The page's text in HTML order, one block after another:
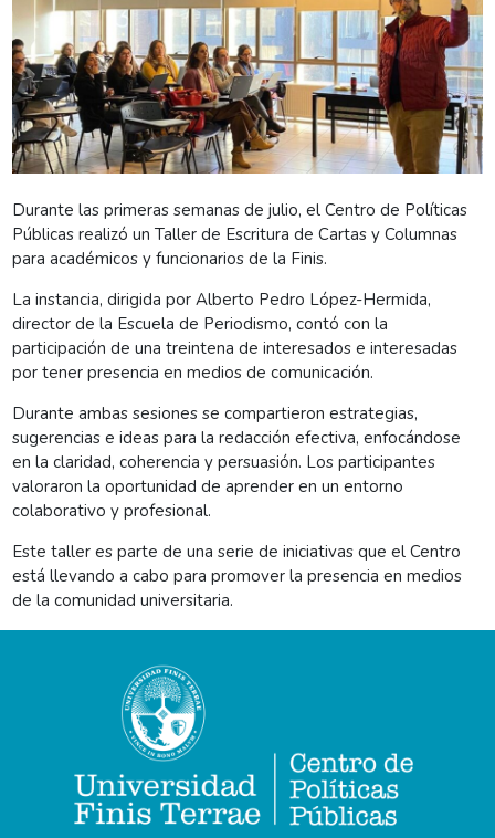
Durante las primeras semanas de julio, el Centro de Políticas
Públicas realizó un Taller de Escritura de Cartas y Columnas
para académicos y funcionarios de la Finis.
La instancia, dirigida por Alberto Pedro López-Hermida,
director de la Escuela de Periodismo, contó con la
participación de una treintena de interesados e interesadas
por tener presencia en medios de comunicación.
Durante ambas sesiones se compartieron estrategias,
sugerencias e ideas para la redacción efectiva, enfocándose
en la claridad, coherencia y persuasión. Los participantes
valoraron la oportunidad de aprender en un entorno
colaborativo y profesional.
Este taller es parte de una serie de iniciativas que el Centro
está llevando a cabo para promover la presencia en medios
de la comunidad universitaria.